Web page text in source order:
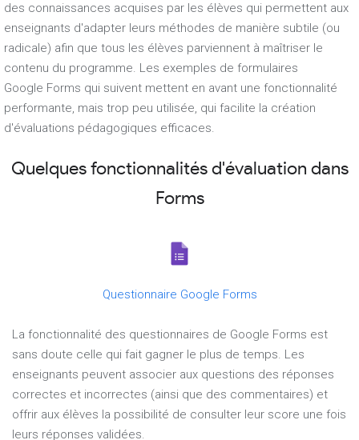
des connaissances acquises par les élèves qui permettent aux
enseignants d'adapter leurs méthodes de manière subtile (ou
radicale) afin que tous les élèves parviennent à maîtriser le
contenu du programme. Les exemples de formulaires
Google Forms qui suivent mettent en avant une fonctionnalité
performante, mais trop peu utilisée, qui facilite la création
d'évaluations pédagogiques efficaces.
Quelques fonctionnalités d'évaluation dans
Forms
Questionnaire Google Forms
La fonctionnalité des questionnaires de Google Forms est
sans doute celle qui fait gagner le plus de temps. Les
enseignants peuvent associer aux questions des réponses
correctes et incorrectes (ainsi que des commentaires) et
offrir aux élèves la possibilité de consulter leur score une fois
leurs réponses validées.